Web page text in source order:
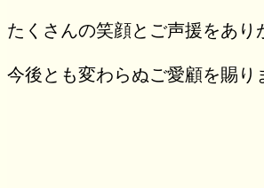
たくさんの笑顔とご声援をあり
今後とも変わらぬご愛顧を賜り